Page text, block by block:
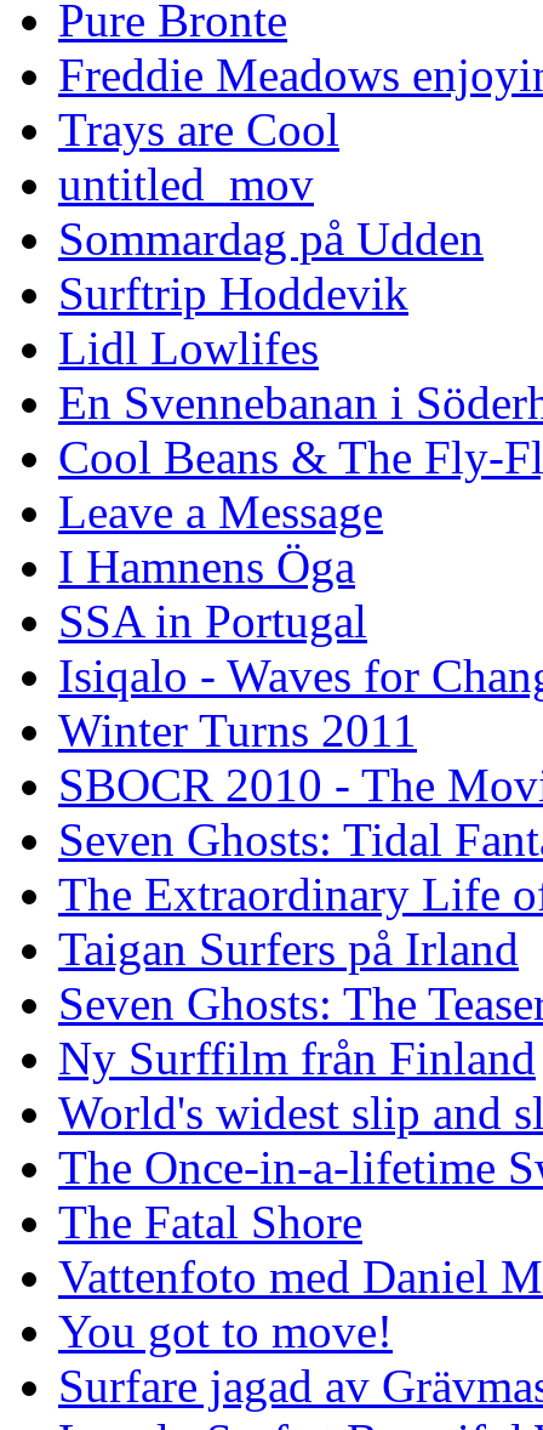
Pure Bronte
Freddie Meadows
Trays are Cool
untitled_mov
Sommardag på Udden
Surftrip Hoddevik
Lidl Lowlifes
En Svennebanan i
Cool Beans & The Fly-
Leave a Message
I Hamnens Öga
SSA in Portugal
Isiqalo - Waves for
Winter Turns 2011
SBOCR 2010 - The
Seven Ghosts: Tidal
The Extraordinary Life
Taigan Surfers på Irland
Seven Ghosts: The
Ny Surffilm från Finland
World's widest slip and
The Once-in-a-lifetime
The Fatal Shore
Vattenfoto med Daniel
You got to move!
Surfare jagad av